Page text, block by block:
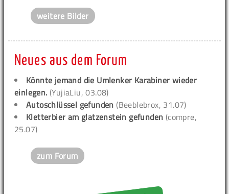
weitere Bilder
Neues aus dem Forum
Könnte jemand die Umlenker Karabiner wieder
einlegen. (YujiaLiu, 03.08)
Autoschlüssel gefunden (Beeblebrox, 31.07)
Kletterbier am glatzenstein gefunden (compre,
25.07)
zum Forum